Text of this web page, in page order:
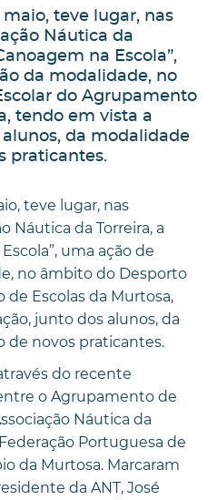
teve lugar, nas
Náutica da
na Escola”,
da modalidade, no
do Agrupamento
tendo em vista a
da modalidade
praticantes.
teve lugar, nas
Náutica da Torreira, a
uma ação de
no âmbito do Desporto
Escolas da Murtosa,
junto dos alunos, da
de novos praticantes.
do recente
o Agrupamento de
Náutica da
Portuguesa de
da Murtosa. Marcaram
da ANT, José